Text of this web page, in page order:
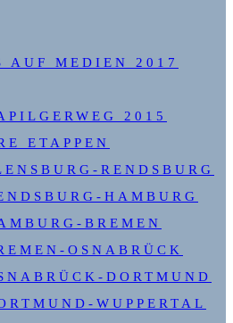
AUF MEDIEN 2017
2015
ETAPPEN
RENDSBURG
HAMBURG
BREMEN
OSNABRÜCK
DORTMUND
WUPPERTAL